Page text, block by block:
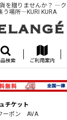
を贈りませんか？ ―
う場所―KURI KURA
検索 ご利用案内
チケット
ーポン AVA